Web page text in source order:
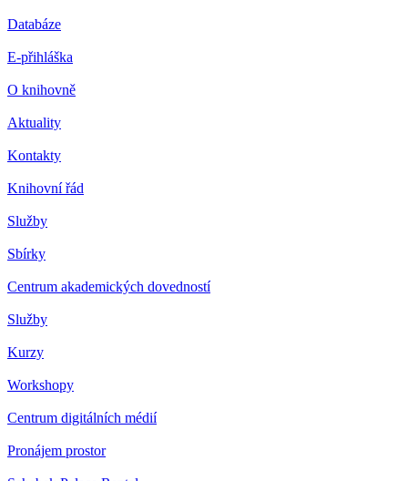
Databáze
E-přihláška
O knihovně
Aktuality
Kontakty
Knihovní řád
Služby
Sbírky
Centrum akademických dovedností
Služby
Kurzy
Workshopy
Centrum digitálních médií
Pronájem prostor